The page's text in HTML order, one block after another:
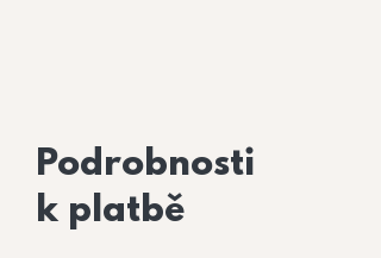
Podrobnosti
k platbě